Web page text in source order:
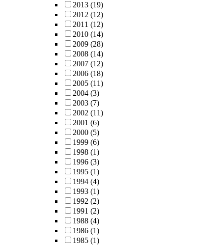
2013 (19)
2012 (12)
2011 (12)
2010 (14)
2009 (28)
2008 (14)
2007 (12)
2006 (18)
2005 (11)
2004 (3)
2003 (7)
2002 (11)
2001 (6)
2000 (5)
1999 (6)
1998 (1)
1996 (3)
1995 (1)
1994 (4)
1993 (1)
1992 (2)
1991 (2)
1988 (4)
1986 (1)
1985 (1)